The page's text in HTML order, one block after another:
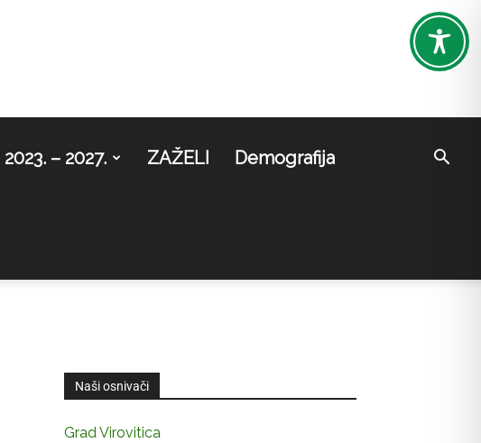
2023. – 2027. ZAŽELI Demografija
Naši osnivači
Grad Virovitica